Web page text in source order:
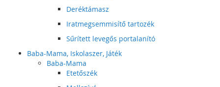
Deréktámasz
Iratmegsemmisítő tartozék
Sűrített levegős portalanító
Baba-Mama, Iskolaszer, Játék
Baba-Mama
Etetőszék